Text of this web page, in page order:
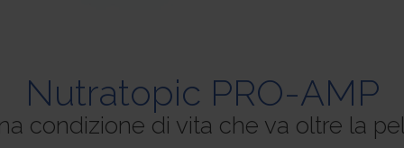
Nutratopic PRO-AMP
condizione di vita che va oltre la